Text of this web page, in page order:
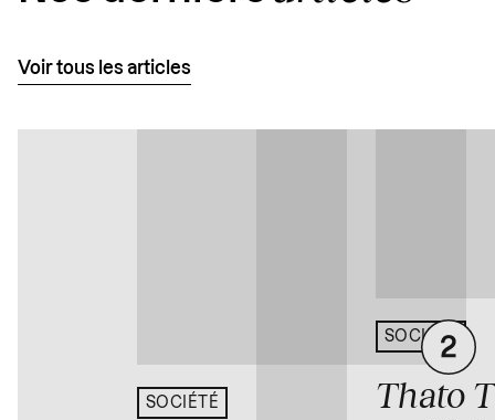
Voir tous les articles
SOCIÉTÉ
SOCIÉTÉ
Thato